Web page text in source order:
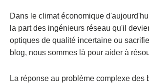
Dans le climat économique
la part des ingénieurs réseau qu'il
optiques de qualité incertaine ou
blog, nous sommes là pour aider à
La réponse au problème complexe